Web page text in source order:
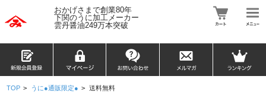
おかげさまで創業80年
下関のうに加工メーカー
雲丹醤油249万本突破
TOP > うに●通販限定● > 送料無料